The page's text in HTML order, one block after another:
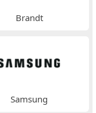
Brandt
Samsung